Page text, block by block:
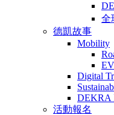
全
德凱故事
Mobility
Digital
DEKRA
活動報名